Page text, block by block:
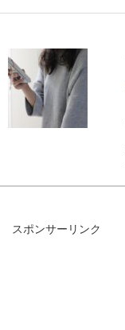
スポンサーリンク